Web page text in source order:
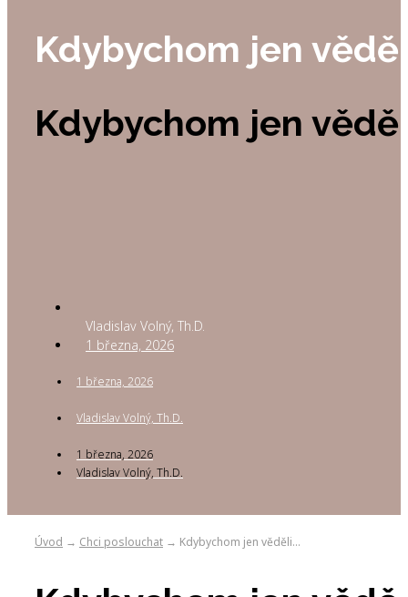
Kdybychom jen
Kdybychom jen
Vladislav Volný, Th.D.
1 března, 2026
1 března, 2026
Vladislav Volný, Th.D.
1 března, 2026
Vladislav Volný, Th.D.
Úvod → Chci poslouchat → Kdybychom jen věděli…